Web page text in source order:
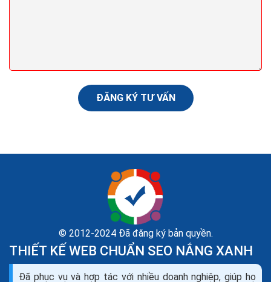
hàng. Hi vọng với những chia sẻ trong bài viết này của...
ĐĂNG KÝ TƯ VẤN
© 2012-2024 Đã đăng ký bản quyền.
THIẾT KẾ WEB CHUẨN SEO NẮNG XANH
Đã phục vụ và hợp tác với nhiều doanh nghiệp, giúp họ